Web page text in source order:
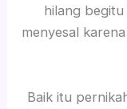
hilang begitu
menyesal
Baik itu